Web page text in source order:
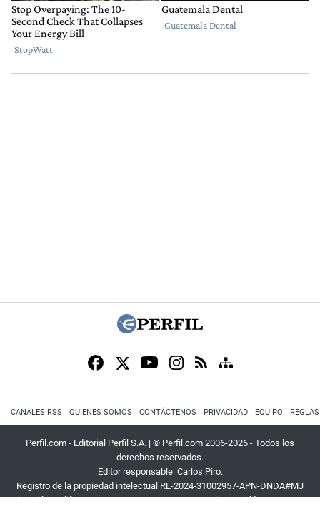
CANALES RSS QUIENES SOMOS CONTÁCTENOS PRIVACIDAD EQUIPO
Perfil.com - Editorial Perfil S.A. | © Perfil.com 2006-2026 - Todos los
derechos reservados.
Editor responsable: Carlos Piro.
Registro de la propiedad intelectual RL-2024-31002957-APN-DNDA#MJ
Dirección:California 2715,C1289ABI,CABA, Argentina| Teléfono:+54 9 11